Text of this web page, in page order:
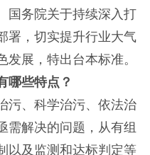
务院关于持续深入打
署，切实提升行业大气
展，特出台本标准。
哪些特点？
、科学治污、依法治
需解决的问题，从有组
以及监测和达标判定等